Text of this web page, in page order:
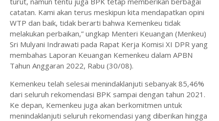
catatan. Kami akan terus meskipun kita mendapatkan opini
WTP dan baik, tidak berarti bahwa Kemenkeu tidak
melakukan perbaikan,” ungkap Menteri Keuangan (Menkeu)
Sri Mulyani Indrawati pada Rapat Kerja Komisi XI DPR yang
membahas Laporan Keuangan Kemenkeu dalam APBN
Tahun Anggaran 2022, Rabu (30/08).
Kemenkeu telah selesai menindaklanjuti sebanyak 85,46%
dari seluruh rekomendasi BPK sampai dengan tahun 2021.
Ke depan, Kemenkeu juga akan berkomitmen untuk
menindaklanjuti seluruh rekomendasi yang diberikan hingga